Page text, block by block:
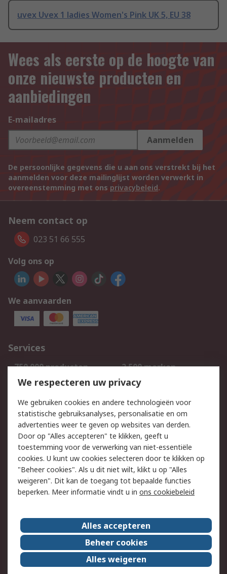
uvex Uvex 1 ladies Women's Pink UK 5, EU 38
Wees als eerste op de hoogte van
onze nieuwste producten en
aanbiedingen
E-mailadres
Aanmelden
De persoonlijke gegevens die u aan ons verstrekt bij het
aanmelden voor deze mailinglijst worden verwerkt in
overeenstemming met ons privacybeleid.
Neem contact op
023 51 66 555
Volg ons op
We aanvaarden
Services
750.000 producten
2.500 merken
Bestellen
Inkoopoplossingen
Track & Trace
Wettelijk
Cookiebeleid
Email veiligheid
Privacybeleid
Websitevoorwaarden
Algemene
verkoopvoorwaarden
Over RS
RS Group
Over ons
RS wereldwijd
Werken bij RS
ESG
We respecteren uw privacy
We gebruiken cookies en andere technologieën voor
statistische gebruiksanalyses, personalisatie en om
advertenties weer te geven op websites van derden.
Door op "Alles accepteren" te klikken, geeft u
toestemming voor de verwerking van niet-essentiële
cookies. U kunt uw cookies selecteren door te klikken op
"Beheer cookies". Als u dit niet wilt, klikt u op "Alles
weigeren". Dit kan de toegang tot bepaalde functies
beperken. Meer informatie vindt u in ons cookiebeleid
Alles accepteren
Beheer cookies
Alles weigeren